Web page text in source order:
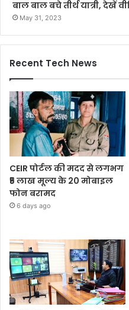
बाल बाल बचे तीर्थ यात्री, देखें
May 31, 2023
Recent Tech News
CEIR पोर्टल की मदद से लगभग
₹5 लाख मूल्य के 20 मोबाइल
फोन बरामद
6 days ago